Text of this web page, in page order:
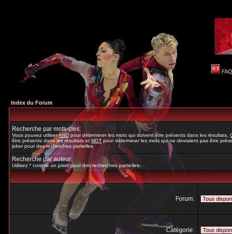
FAQ
Index du Forum
Recherche par mots-clés:
Vous pouvez utiliserANDpour déterminer les mots qui doivent être présents dans les résultats,
être présents dans les résultats etNOTpour déterminer les mots qui ne devraient pas être
joker pour des recherches partielles
Recherche par auteur:
Utilisez * comme un joker pour des recherches partielles
Forum:
Catégorie: